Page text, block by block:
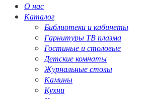
О нас
Каталог
Библиотеки и кабинеты
Гарнитуры ТВ плазма
Гостиные и столовые
Детские комнаты
Журнальные столы
Камины
Кухни